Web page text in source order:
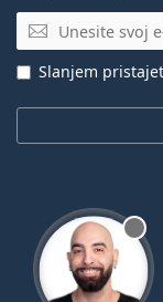
E-mail
Slanjem